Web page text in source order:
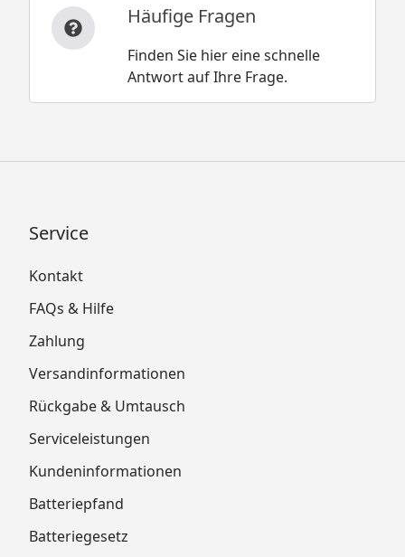
Häufige Fragen
Finden Sie hier eine schnelle
Antwort auf Ihre Frage.
Service
Kontakt
FAQs & Hilfe
Zahlung
Versandinformationen
Rückgabe & Umtausch
Serviceleistungen
Kundeninformationen
Batteriepfand
Batteriegesetz